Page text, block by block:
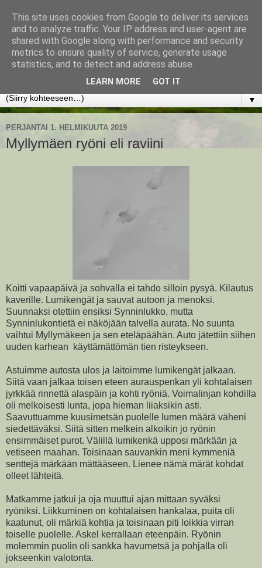
www.jyrkikokko.fi
Uusi Suunta - Jokainen hetki tarjoaa tilaisuuden muuttaa
▼
PERJANTAI 1. HELMIKUUTA 2019
Myllymäen ryöni eli raviini
Koitti vapaapäivä ja sohvalla ei tahdo silloin pysyä. Kilautus
kaverille. Lumikengät ja sauvat autoon ja menoksi.
Suunnaksi otettiin ensiksi Synninlukko, mutta
Synninlukontietä ei näköjään talvella aurata. No suunta
vaihtui Myllymäkeen ja sen eteläpäähän. Auto jätettiin siihen
uuden karhean käyttämättömän tien risteykseen.
Astuimme autosta ulos ja laitoimme lumikengät jalkaan.
Siitä vaan jalkaa toisen eteen aurauspenkan yli kohtalaisen
jyrkkää rinnettä alaspäin ja kohti ryöniä. Voimalinjan kohdilla
oli melkoisesti lunta, jopa hieman liiaksikin asti.
Saavuttuamme kuusimetsän puolelle lumen määrä väheni
siedettäväksi. Siitä sitten melkein alkoikin jo ryönin
ensimmäiset purot. Välillä lumikenkä upposi märkään ja
vetiseen maahan. Toisinaan sauvankin meni kymmeniä
senttejä märkään mättääseen. Lienee nämä märät kohdat
olleet lähteitä.
Matkamme jatkui ja oja muuttui ajan mittaan syväksi
ryöniksi. Liikkuminen on kohtalaisen hankalaa, puita oli
kaatunut, oli märkiä kohtia ja toisinaan piti loikkia virran
toiselle puolelle. Askel kerrallaan eteenpäin. Ryönin
molemmin puolin oli sankka havumetsä ja pohjalla oli
jokseenkin valotonta.
This site uses cookies from Google to deliver its services
and to analyze traffic. Your IP address and user-agent are
shared with Google along with performance and security
metrics to ensure quality of service, generate usage
statistics, and to detect and address abuse.
LEARN MORE GOT IT